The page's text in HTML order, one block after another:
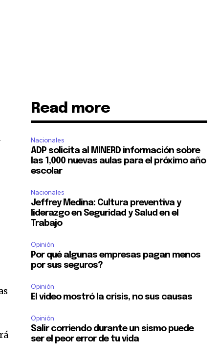
Read more
Nacionales
ADP solicita al MINERD información sobre
las 1,000 nuevas aulas para el próximo año
escolar
Nacionales
Jeffrey Medina: Cultura preventiva y
liderazgo en Seguridad y Salud en el
Trabajo
Opinión
Por qué algunas empresas pagan menos
por sus seguros?
Opinión
El video mostró la crisis, no sus causas
Opinión
Salir corriendo durante un sismo puede
ser el peor error de tu vida